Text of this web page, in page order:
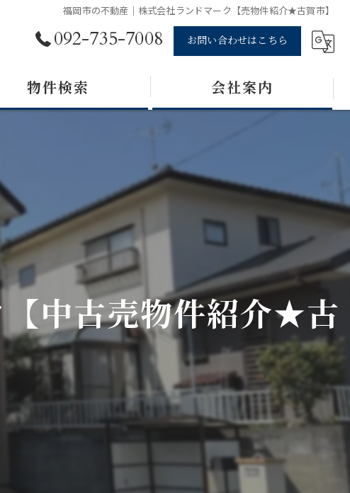
福岡市の不動産｜株式会社ランドマーク【売物件紹介★古賀市】
092-735-7008 お問い合わせはこちら
物件検索 会社案内
中古売物件紹介★古